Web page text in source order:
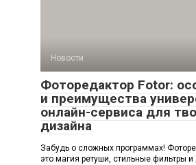
Новости
Фоторедактор Fotor:
и преимущества
онлайн-сервиса для
дизайна
Забудь о сложных программах!
это магия ретуши, стильные фильтры и